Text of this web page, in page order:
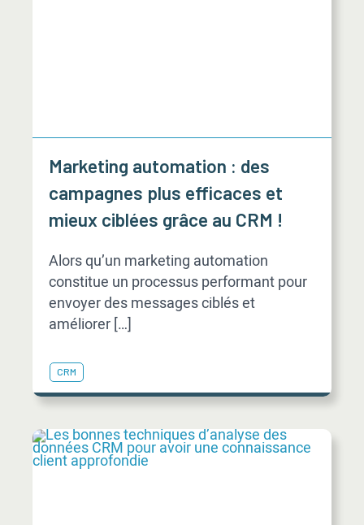
Marketing automation : des
campagnes plus efficaces et
mieux ciblées grâce au CRM !
Alors qu’un marketing automation
constitue un processus performant pour
envoyer des messages ciblés et
améliorer […]
CRM